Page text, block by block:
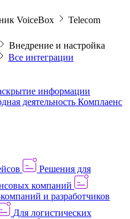
VoiceBox
Telecom
Внедрение и настройка
Все интеграции
информации
деятельность Комплаенс
Решения для
компаний
и разработчиков
Для логистических